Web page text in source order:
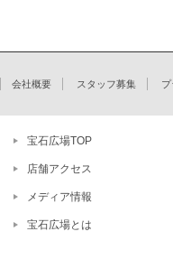
会社概要 スタッフ募集
宝石広場TOP
店舗アクセス
メディア情報
宝石広場とは